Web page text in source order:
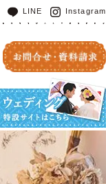
LINE Instagram
ウエディング特設サイト